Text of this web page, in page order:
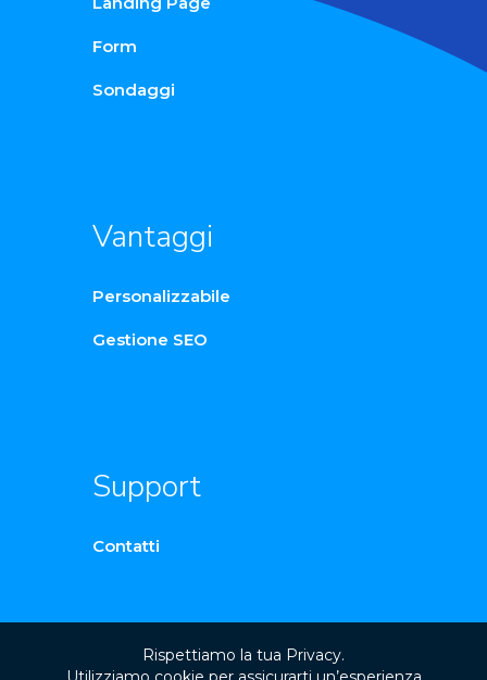
Form
Sondaggi
Vantaggi
Personalizzabile
Gestione SEO
Support
Contatti
Rispettiamo la tua Privacy.